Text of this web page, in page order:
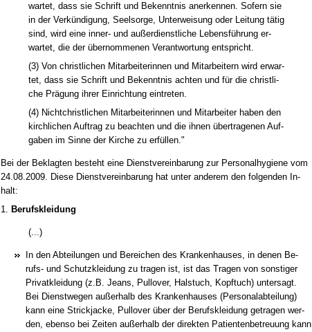
war­tet, dass sie Schrift und Be­kennt­nis an­er­ken­nen. So­fern sie
in der Verkündi­gung, Seel­sor­ge, Un­ter­wei­sung oder Lei­tung tätig
sind, wird ei­ne in­ner- und außer­dienst­li­che Le­bensführung er­
war­tet, die der über­nom­me­nen Ver­ant­wor­tung ent­spricht.
(3) Von christ­li­chen Mit­ar­bei­te­rin­nen und Mit­ar­bei­tern wird er­war­
tet, dass sie Schrift und Be­kennt­nis ach­ten und für die christ­li­
che Prägung ih­rer Ein­rich­tung ein­tre­ten.
(4) Nicht­christ­li­chen Mit­ar­bei­te­rin­nen und Mit­ar­bei­ter ha­ben den
kirch­li­chen Auf­trag zu be­ach­ten und die ih­nen über­tra­ge­nen Auf­
ga­ben im Sin­ne der Kir­che zu erfüllen."
Bei der Be­klag­ten be­steht ei­ne Dienst­ver­ein­ba­rung zur Per­so­nal­hy­gie­ne vom
24.08.2009. Die­se Dienst­ver­ein­ba­rung hat un­ter an­de­rem den fol­gen­den In­
halt:
1. Be­rufs­klei­dung
(...)
In den Ab­tei­lun­gen und Be­rei­chen des Kran­ken­hau­ses, in de­nen Be­
rufs- und Schutz­klei­dung zu tra­gen ist, ist das Tra­gen von sons­ti­ger
Pri­vat­klei­dung (z.B. Jeans, Pull­over, Hals­tuch, Kopf­tuch) un­ter­sagt.
Bei Dienst­we­gen außer­halb des Kran­ken­hau­ses (Per­so­nal­ab­tei­lung)
kann ei­ne Strick­ja­cke, Pull­over über der Be­rufs­klei­dung ge­tra­gen wer­
den, eben­so bei Zei­ten außer­halb der di­rek­ten Pa­ti­en­ten­be­treu­ung kann